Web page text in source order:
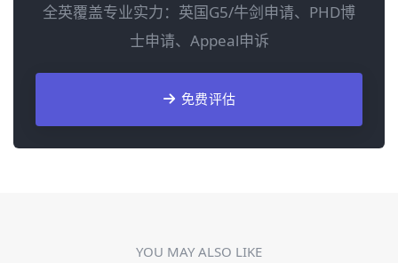
全英覆盖专业实力：英国G5/牛剑申请、PHD博
士申请、Appeal申诉
免费评估
YOU MAY ALSO LIKE